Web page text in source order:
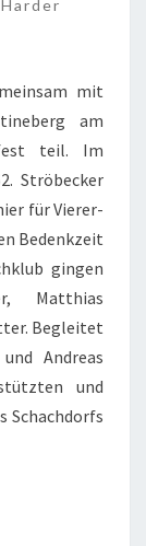
mit
am
teil. Im
Ströbecker
für Vierer-
Bedenkzeit
gingen
Matthias
Begleitet
Andreas
und
Schachdorfs